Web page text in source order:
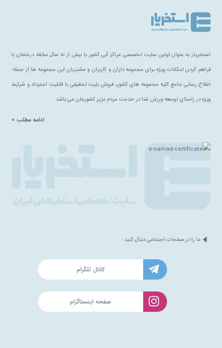
استخریار به عنوان اولین سایت تخصصی مراکز آبی کشور با بیش از نه سال سابقه درخشان با
فراهم کردن امکانات ویژه برای مجموعه داران و کاربران و مشتریان این مجموعه ها از جمله:
اطلاع رسانی جامع کلیه مجموعه های کشور، فروش بلیت تخفیفی با قابلیت استرداد و شرایط
ویژه در راستای توسعه ورزش شنا در خدمت مردم عزیز کشورمان می باشد.
ادامه مطلب >
ما را در صفحات اجتماعی دنبال کنید :
کانال تلگرام
صفحه اینستاگرام